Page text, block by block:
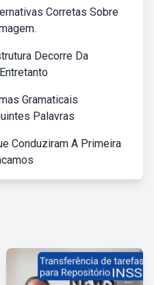
Corretas Sobre
Decorre Da
Gramaticais
Palavras
Conduziram A Primeira